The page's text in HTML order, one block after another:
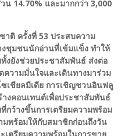
น 14.70% และมากกว่า 3,000
าติ ครั้งที่ 53 ประสบความ
งชุมชนนักอ่านที่เข้มแข็ง ทำให้
งยังช่วยประชาสัมพันธ์ ส่งต่อ
วามมั่นใจและเดินทางมาร่วม
เชียลมีเดีย การเชิญชวนอินฟลู
างคอนเทนต์เพื่อประชาสัมพันธ์
กว้างขึ้นการเตรียมความพร้อม
มพร้อมให้กับสมาชิกก่อนถึงวัน